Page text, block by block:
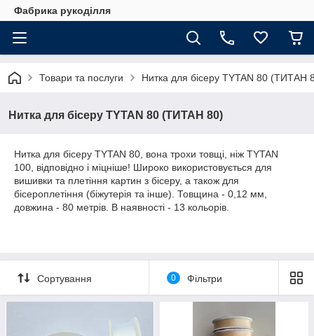
Фабрика рукоділля
Товари та послуги Нитка для бісеру TYTAN 80 (ТИТАН
Нитка для бісеру TYTAN 80 (ТИТАН 80)
Нитка для бісеру ТYTAN 80, вона трохи товщі, ніж ТYTAN
100, відповідно і міцніше! Широко використовується для
вишивки та плетіння картин з бісеру, а також для
бісероплетіння (біжутерія та інше). Товщина - 0,12 мм,
довжина - 80 метрів. В наявності - 13 кольорів.
Сортування 0 Фільтри